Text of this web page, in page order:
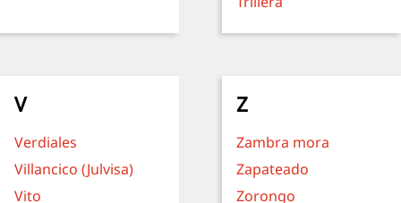
V
Verdiales
Villancico (Julvisa)
Vito
Z
Zambra mora
Zapateado
Zorongo